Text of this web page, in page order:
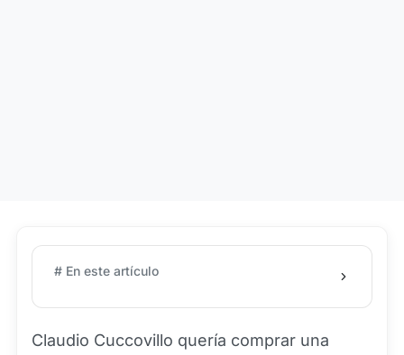
# En este artículo
Claudio Cuccovillo quería comprar una